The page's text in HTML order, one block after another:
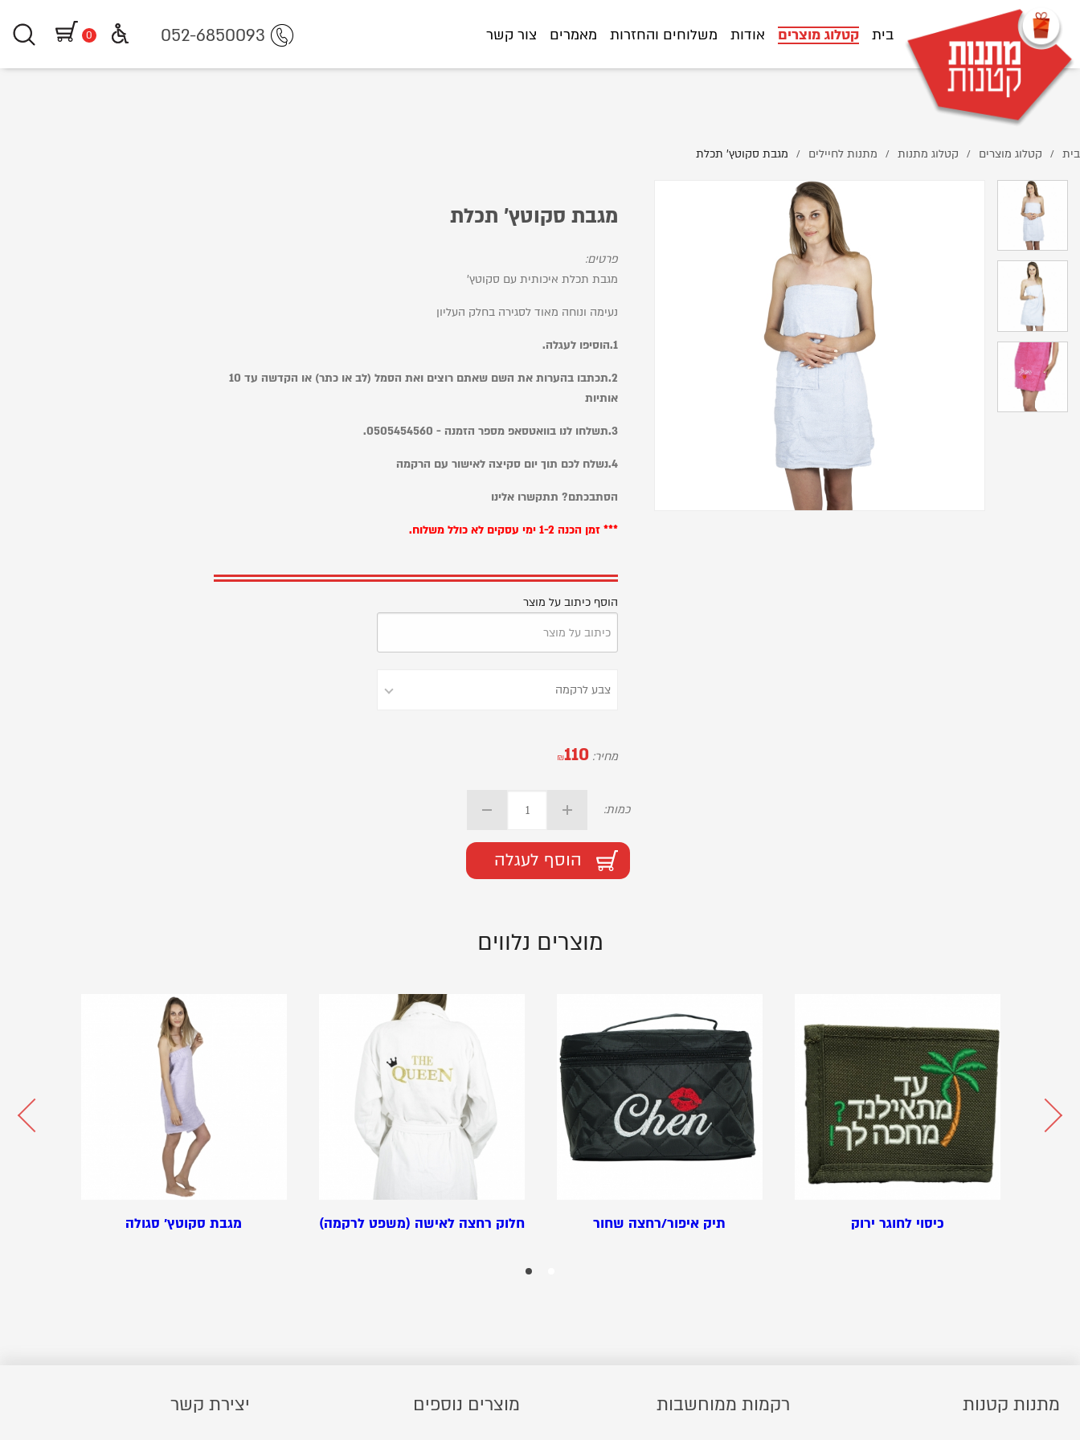
https://www.littlegifts.co.il/%D7%9E%D7%92%D7%91%D7%AA-%D7%A1%D7%A7%D7%95%D7%98%D7%A5-%D7%AA%D7%9B%D7%9C%D7%AA/
בית קטלוג מוצרים אודות משלוחים והחזרות מאמרים צור קשר 0 052-6850093
בית / קטלוג מוצרים / קטלוג מתנות / מתנות לחיילים / מגבת סקוטץ' תכלת
מגבת סקוטץ' תכלת
פרטים:
מגבת תכלת איכותית עם סקוטץ'
נעימה ונוחה מאוד לסגירה בחלק העליון
1.הוסיפו לעגלה.
2.תכתבו בהערות את השם שאתם רוצים ואת הסמל (לב או כתר) או הקדשה עד 10
אותיות
3.תשלחו לנו בוואטסאפ מספר הזמנה - 0505454560.
4.נשלח לכם תוך יום סקיצה לאישור עם הרקמה
הסתבכתם? תתקשרו אלינו
*** זמן הכנה 1-2 ימי עסקים לא כולל משלוח.
הוסף כיתוב על מוצר
מחיר: 110
₪
כמות:
הוסף לעגלה
מוצרים נלווים
מגבת סקוטץ' סגולה חלוק רחצה לאישה (משפט לרקמה) תיק איפור/רחצה שחור כיסוי לחוגר ירוק
מתנות קטנות רקמות ממוחשבות מוצרים נוספים יצירת קשר